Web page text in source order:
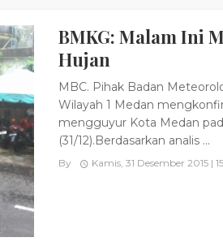
USU Gelar Pengabdian
BMKG: Malam Ini
Hujan
MBC. Pihak Badan
Wilayah 1 Medan
mengguyur Kota Medan
(31/12).Berdasarkan analis ...
By Kamis, 31 Desember 2015 |